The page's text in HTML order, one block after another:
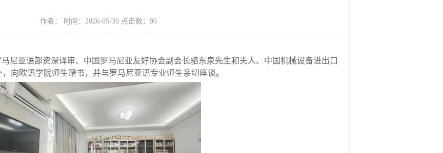
作者： 时间：2026-05-30 点击数： 96
尼亚语部资深译审、中国罗马尼亚友好协会副会长骆东泉先生和夫人、中国机械设备进出口
向欧语学院师生赠书，并与罗马尼亚语专业师生亲切座谈。